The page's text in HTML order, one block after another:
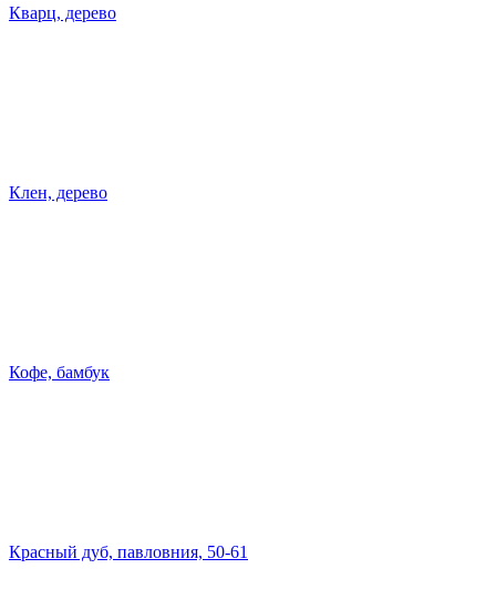
Кварц, дерево
Клен, дерево
Кофе, бамбук
Красный дуб, павловния, 50-61